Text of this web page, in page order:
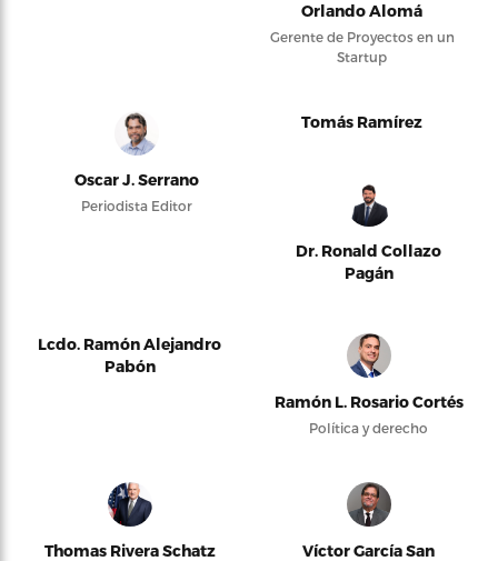
Orlando Alomá
Gerente de Proyectos en un
Startup
Oscar J. Serrano
Periodista Editor
Tomás Ramírez
Dr. Ronald Collazo
Pagán
Lcdo. Ramón Alejandro
Pabón
Ramón L. Rosario Cortés
Política y derecho
Thomas Rivera Schatz
Víctor García San